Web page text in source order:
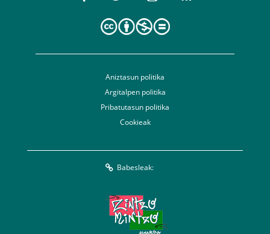
Aniztasun politika
Argitalpen politika
Pribatutasun politika
Cookieak
Babesleak: